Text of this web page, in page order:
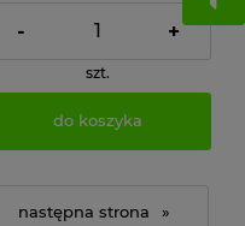
- +
szt.
do koszyka
»